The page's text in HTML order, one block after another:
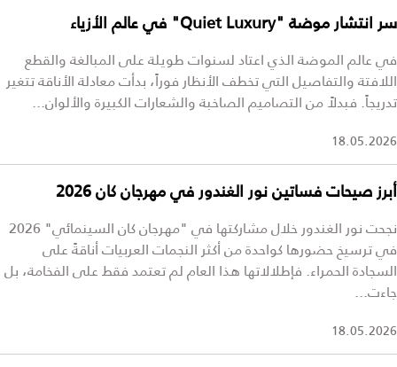
سر انتشار موضة "Quiet Luxury" في عالم الأزياء
في عالم الموضة الذي اعتاد لسنوات طويلة على المبالغة والقطع
اللافتة والتفاصيل التي تخطف الأنظار فوراً، بدأت معادلة الأناقة تتغير
تدريجاً. فبدلاً من التصاميم الصاخبة والشعارات الكبيرة والألوان...
18.05.2026
أبرز صيحات فساتين نور الغندور في مهرجان كان 2026
نجحت نور الغندور خلال مشاركتها في "مهرجان كان السينمائي" 2026
في ترسيخ حضورها كواحدة من أكثر النجمات العربيات أناقةً على
السجادة الحمراء. فإطلالاتها هذا العام لم تعتمد فقط على الفخامة، بل
جاءت...
18.05.2026